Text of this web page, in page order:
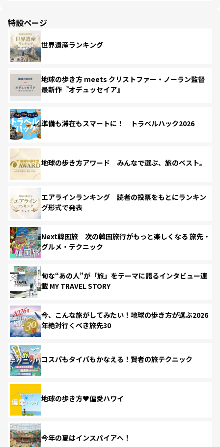
特設ページ
世界遺産ランキング
地球の歩き方 meets クリストファー・ノーラン監督
最新作『オデュッセイア』
準備も滞在もスマートに！ トラベルハック2026
地球の歩き方アワード みんなで選ぶ、旅のベスト。
エアラインランキング 読者の投票をもとにランキン
グ形式で発表
Next韓国旅 次の韓国旅行がもっと楽しくなる 旅先・
グルメ・テクニック
旬な“あの人”が「旅」をテーマに語るインタビュー連
載 MY TRAVEL STORY
今、こんな旅がしてみたい！地球の歩き方が選ぶ2026
年絶対行くべき旅先30
コスパもタイパもかなえる！賢者の旅テクニック
地球の歩き方♥偏愛ハワイ
今年の夏はインスパイアへ！